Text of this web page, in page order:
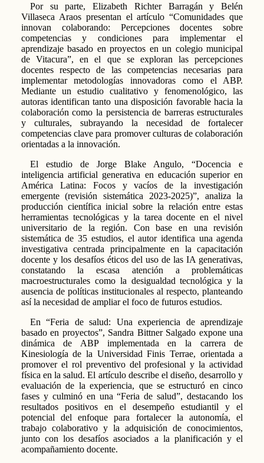
Por su parte, Elizabeth Richter Barragán y Belén
Villaseca Araos presentan el artículo “Comunidades que
innovan colaborando: Percepciones docentes sobre
competencias y condiciones para implementar el
aprendizaje basado en proyectos en un colegio municipal
de Vitacura”, en el que se exploran las percepciones
docentes respecto de las competencias necesarias para
implementar metodologías innovadoras como el ABP.
Mediante un estudio cualitativo y fenomenológico, las
autoras identifican tanto una disposición favorable hacia la
colaboración como la persistencia de barreras estructurales
y culturales, subrayando la necesidad de fortalecer
competencias clave para promover culturas de colaboración
orientadas a la innovación.
El estudio de Jorge Blake Angulo, “Docencia e
inteligencia artificial generativa en educación superior en
América Latina: Focos y vacíos de la investigación
emergente (revisión sistemática 2023-2025)”, analiza la
producción científica inicial sobre la relación entre estas
herramientas tecnológicas y la tarea docente en el nivel
universitario de la región. Con base en una revisión
sistemática de 35 estudios, el autor identifica una agenda
investigativa centrada principalmente en la capacitación
docente y los desafíos éticos del uso de las IA generativas,
constatando la escasa atención a problemáticas
macroestructurales como la desigualdad tecnológica y la
ausencia de políticas institucionales al respecto, planteando
así la necesidad de ampliar el foco de futuros estudios.
En “Feria de salud: Una experiencia de aprendizaje
basado en proyectos”, Sandra Bittner Salgado expone una
dinámica de ABP implementada en la carrera de
Kinesiología de la Universidad Finis Terrae, orientada a
promover el rol preventivo del profesional y la actividad
física en la salud. El artículo describe el diseño, desarrollo y
evaluación de la experiencia, que se estructuró en cinco
fases y culminó en una “Feria de salud”, destacando los
resultados positivos en el desempeño estudiantil y el
potencial del enfoque para fortalecer la autonomía, el
trabajo colaborativo y la adquisición de conocimientos,
junto con los desafíos asociados a la planificación y el
acompañamiento docente.